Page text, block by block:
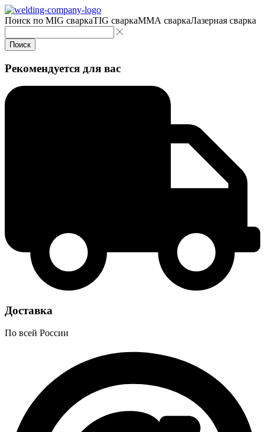
Поиск по MIG сваркаTIG сваркаMMA сваркаЛазерная сварка
Поиск
Рекомендуется для вас
Доставка
По всей России